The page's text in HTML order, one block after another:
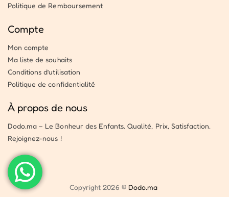
Politique de Remboursement
Compte
Mon compte
Ma liste de souhaits
Conditions d’utilisation
Politique de confidentialité
À propos de nous
Dodo.ma – Le Bonheur des Enfants. Qualité, Prix, Satisfaction.
Rejoignez-nous !
Copyright 2026 © Dodo.ma